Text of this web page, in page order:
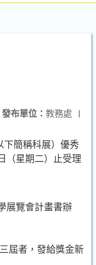
發布單位： 教務處 |
下簡稱科展）優秀
（星期二）止受理
展覽會計畫書辦
屆者，發給獎金新